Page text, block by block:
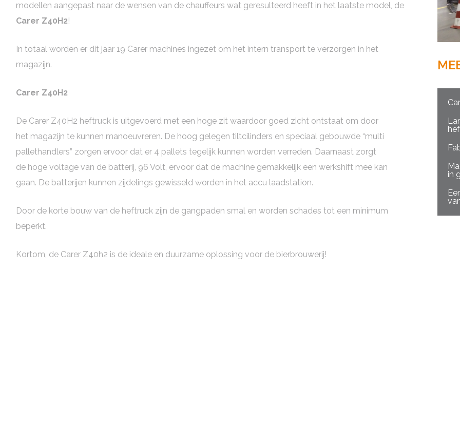
modellen aangepast naar de wensen van de chauffeurs wat geresulteerd heeft in het laatste model, de
Carer Z40H2!
In totaal worden er dit jaar 19 Carer machines ingezet om het intern transport te verzorgen in het
magazijn.
Carer Z40H2
De Carer Z40H2 heftruck is uitgevoerd met een hoge zit waardoor goed zicht ontstaat om door
het magazijn te kunnen manoeuvreren. De hoog gelegen tiltcilinders en speciaal gebouwde “multi
pallethandlers” zorgen ervoor dat er 4 pallets tegelijk kunnen worden verreden. Daarnaast zorgt
de hoge voltage van de batterij, 96 Volt, ervoor dat de machine gemakkelijk een werkshift mee kan
gaan. De batterijen kunnen zijdelings gewisseld worden in het accu laadstation.
Door de korte bouw van de heftruck zijn de gangpaden smal en worden schades tot een minimum
beperkt.
Kortom, de Carer Z40h2 is de ideale en duurzame oplossing voor de bierbrouwerij!
in